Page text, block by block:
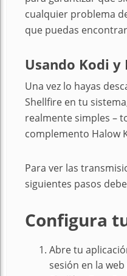
cualquier problema
que puedas
Usando Kodi y
Una vez lo hayas
Shellfire en tu
realmente simples –
complemento Halow
Para ver las
siguientes pasos
Configura
Abre tu
sesión en la